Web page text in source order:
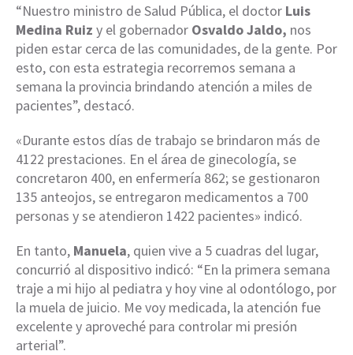
“Nuestro ministro de Salud Pública, el doctor Luis
Medina Ruiz y el gobernador Osvaldo Jaldo, nos
piden estar cerca de las comunidades, de la gente. Por
esto, con esta estrategia recorremos semana a
semana la provincia brindando atención a miles de
pacientes”, destacó.
«Durante estos días de trabajo se brindaron más de
4122 prestaciones. En el área de ginecología, se
concretaron 400, en enfermería 862; se gestionaron
135 anteojos, se entregaron medicamentos a 700
personas y se atendieron 1422 pacientes» indicó.
En tanto, Manuela, quien vive a 5 cuadras del lugar,
concurrió al dispositivo indicó: “En la primera semana
traje a mi hijo al pediatra y hoy vine al odontólogo, por
la muela de juicio. Me voy medicada, la atención fue
excelente y aproveché para controlar mi presión
arterial”.